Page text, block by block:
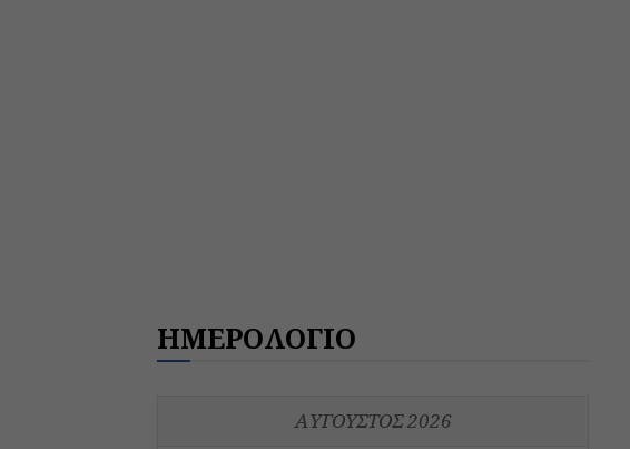
ΗΜΕΡΟΛΟΓΙΟ
ΑΎΓΟΥΣΤΟΣ 2026